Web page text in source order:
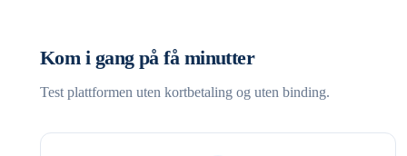
Kom i gang på få minutter
Test plattformen uten kortbetaling og uten binding.